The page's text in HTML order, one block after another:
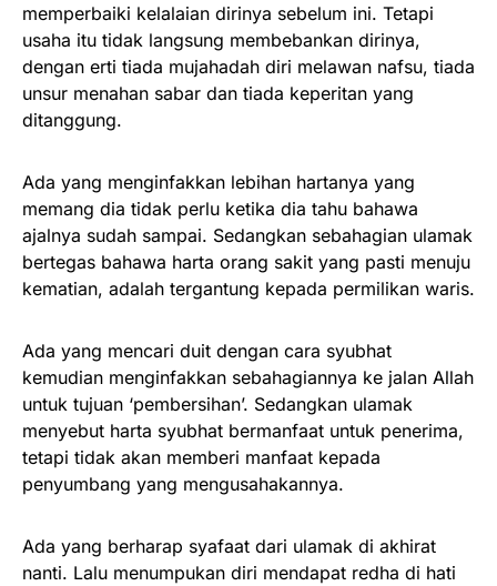
memperbaiki kelalaian dirinya sebelum ini. Tetapi
usaha itu tidak langsung membebankan dirinya,
dengan erti tiada mujahadah diri melawan nafsu, tiada
unsur menahan sabar dan tiada keperitan yang
ditanggung.
Ada yang menginfakkan lebihan hartanya yang
memang dia tidak perlu ketika dia tahu bahawa
ajalnya sudah sampai. Sedangkan sebahagian ulamak
bertegas bahawa harta orang sakit yang pasti menuju
kematian, adalah tergantung kepada permilikan waris.
Ada yang mencari duit dengan cara syubhat
kemudian menginfakkan sebahagiannya ke jalan Allah
untuk tujuan ‘pembersihan’. Sedangkan ulamak
menyebut harta syubhat bermanfaat untuk penerima,
tetapi tidak akan memberi manfaat kepada
penyumbang yang mengusahakannya.
Ada yang berharap syafaat dari ulamak di akhirat
nanti. Lalu menumpukan diri mendapat redha di hati